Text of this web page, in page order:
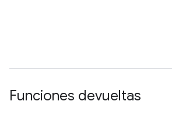
Funciones devueltas